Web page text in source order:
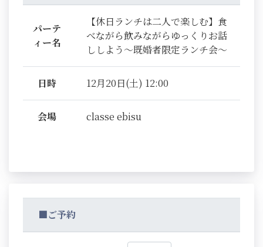
パーテ
ィー名
【休日ランチは二人で楽しむ】食
べながら飲みながらゆっくりお話
ししよう～既婚者限定ランチ会～
日時 12月20日(土) 12:00
会場 classe ebisu
■ご予約